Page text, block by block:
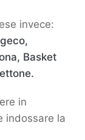
invece:
Basket
in
indossare la